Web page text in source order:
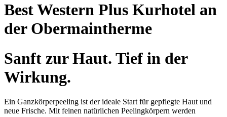
Best Western Plus Kurhotel an
der Obermaintherme
Sanft zur Haut. Tief in der
Wirkung.
Ein Ganzkörperpeeling ist der ideale Start für gepflegte Haut und
neue Frische. Mit feinen natürlichen Peelingkörpern werden